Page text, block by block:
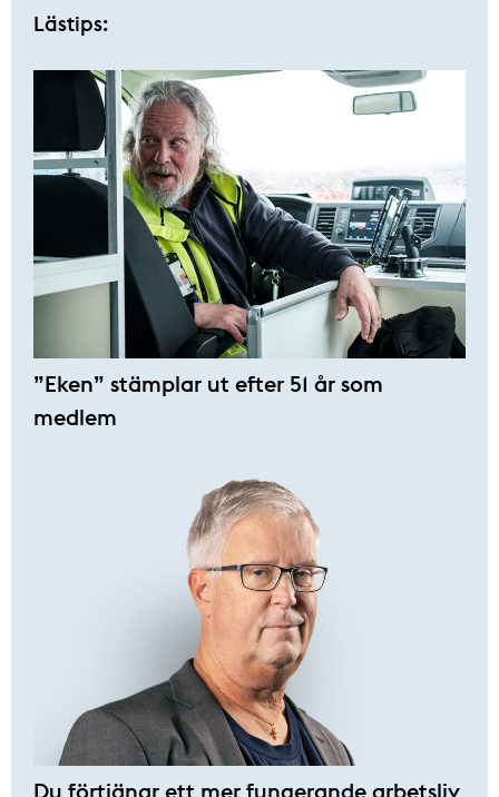
Lästips:
”Eken” stämplar ut efter 51 år som
medlem
Du förtjänar ett mer fungerande arbetsliv